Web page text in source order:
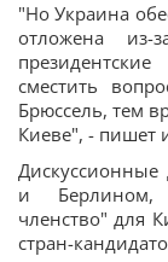
"Но Украина
отложена из-
сместить
Брюссель, тем
Киеве", - пишет
и Берлином,
членство" для
стран-